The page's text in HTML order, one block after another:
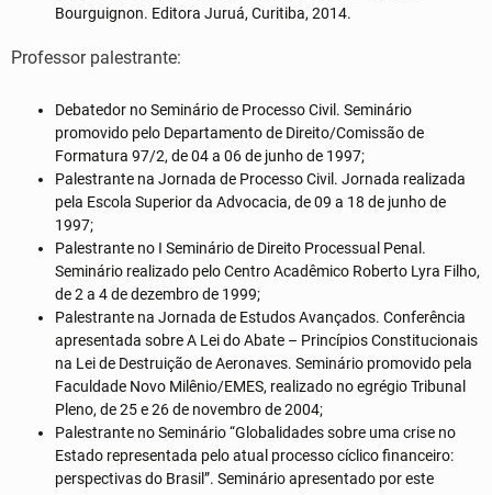
Bourguignon. Editora Juruá, Curitiba, 2014.
Professor palestrante:
Debatedor no Seminário de Processo Civil. Seminário
promovido pelo Departamento de Direito/Comissão de
Formatura 97/2, de 04 a 06 de junho de 1997;
Palestrante na Jornada de Processo Civil. Jornada realizada
pela Escola Superior da Advocacia, de 09 a 18 de junho de
1997;
Palestrante no I Seminário de Direito Processual Penal.
Seminário realizado pelo Centro Acadêmico Roberto Lyra Filho,
de 2 a 4 de dezembro de 1999;
Palestrante na Jornada de Estudos Avançados. Conferência
apresentada sobre A Lei do Abate – Princípios Constitucionais
na Lei de Destruição de Aeronaves. Seminário promovido pela
Faculdade Novo Milênio/EMES, realizado no egrégio Tribunal
Pleno, de 25 e 26 de novembro de 2004;
Palestrante no Seminário “Globalidades sobre uma crise no
Estado representada pelo atual processo cíclico financeiro:
perspectivas do Brasil”. Seminário apresentado por este